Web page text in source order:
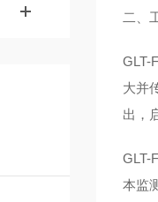
二、
GLT-
大并
出，
GLT-
本监